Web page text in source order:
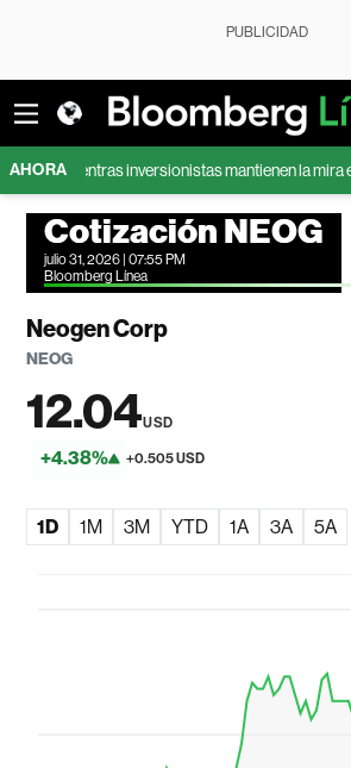
PUBLICIDAD
AHORAinversionistas mantienen la mira en el yen
Cotización NEOG
julio 31, 2026 | 07:55 PM
Bloomberg Línea
Neogen Corp
NEOG
12.04USD
+4.38% +0.505 USD
1D 1M 3M YTD 1A 3A 5A